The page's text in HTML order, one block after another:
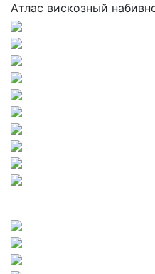
Атлас вискозный набивной